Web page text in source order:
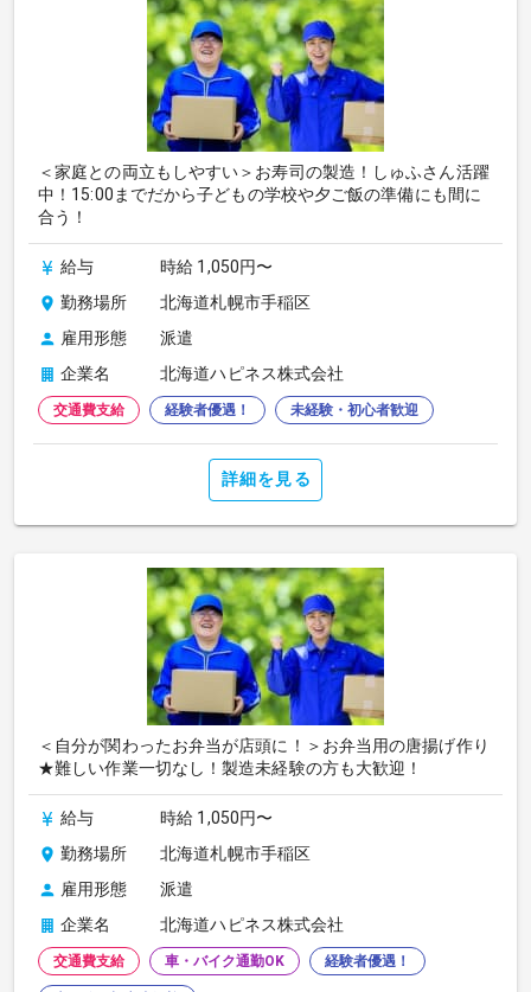
＜家庭との両立もしやすい＞お寿司の製造！しゅふさん活躍
中！15:00までだから子どもの学校や夕ご飯の準備にも間に
合う！
給与
時給 1,050円〜
勤務場所
北海道札幌市手稲区
雇用形態
派遣
企業名
北海道ハピネス株式会社
交通費支給 経験者優遇！ 未経験・初心者歓迎
詳細を見る
＜自分が関わったお弁当が店頭に！＞お弁当用の唐揚げ作り
★難しい作業一切なし！製造未経験の方も大歓迎！
給与
時給 1,050円〜
勤務場所
北海道札幌市手稲区
雇用形態
派遣
企業名
北海道ハピネス株式会社
交通費支給 車・バイク通勤OK 経験者優遇！